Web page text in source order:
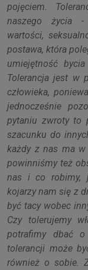
pojęciem.
naszego życia -
wartości,
postawa, która
umiejętność
Tolerancja jest w
człowieka,
jednocześnie
pytaniu zwroty to
szacunku do
każdy z nas ma w
powinniśmy też
nas i co robimy,
kojarzy nam się z
być tacy wobec
Czy tolerujemy
potrafimy dbać
tolerancji może
również o sobie.